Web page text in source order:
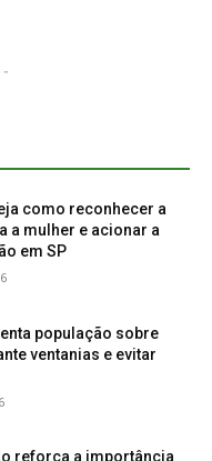
-
como reconhecer a
a mulher e acionar a
em SP
população sobre
ventanias e evitar
reforça a importância